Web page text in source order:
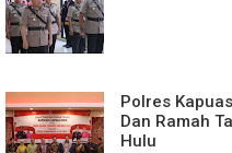
Polres
Dan Ramah
Hulu